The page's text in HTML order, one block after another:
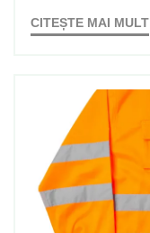
ligent astăzi.
CITEȘTE MAI MULT